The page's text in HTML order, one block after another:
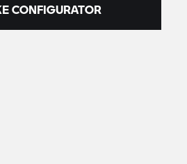
CONFIGURATOR